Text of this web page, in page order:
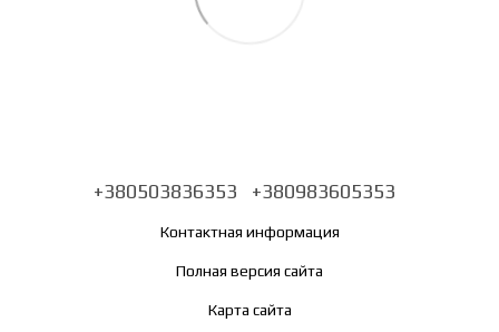
+380503836353 +380983605353
Контактная информация
Полная версия сайта
Карта сайта